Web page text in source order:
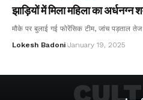
झाड़ियों में मिला महिला का अर्धनग्न
मौके पर बुलाई गई फोरेंसिक टीम, जांच पड़ताल
Lokesh Badoni January 19, 2025